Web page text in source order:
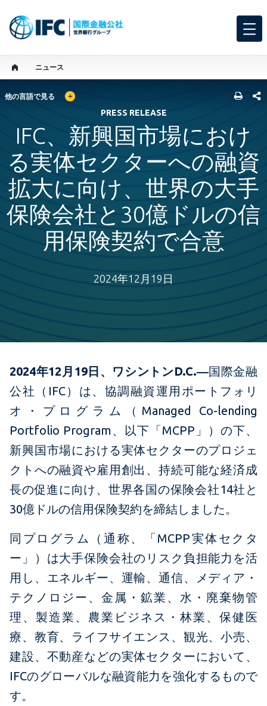
ニュース
GLOBAL LANGUAGE TOGGLER
他の言語で見る
PRESS RELEASE
IFC、新興国市場におけ
る実体セクターへの融資
拡大に向け、世界の大手
保険会社と30億ドルの信
用保険契約で合意
2024年12月19日
2024年12月19日、ワシントンD.C.―国際金融
公社（IFC）は、協調融資運用ポートフォリ
オ・プログラム（Managed Co-lending
Portfolio Program、以下「MCPP」）の下、
新興国市場における実体セクターのプロジェ
クトへの融資や雇用創出、持続可能な経済成
長の促進に向け、世界各国の保険会社14社と
30億ドルの信用保険契約を締結しました。
同プログラム（通称、「MCPP実体セクタ
ー」）は大手保険会社のリスク負担能力を活
用し、エネルギー、運輸、通信、メディア・
テクノロジー、金属・鉱業、水・廃棄物管
理、製造業、農業ビジネス・林業、保健医
療、教育、ライフサイエンス、観光、小売、
建設、不動産などの実体セクターにおいて、
IFCのグローバルな融資能力を強化するもので
す。